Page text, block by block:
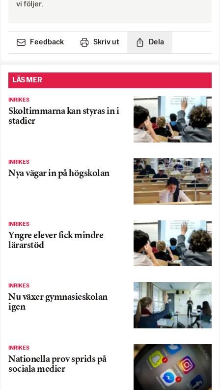
vi följer.
Feedback Skriv ut Dela
LÄS MER
INRIKES
Skoltimmarna kan styras in i
stadier
INRIKES
Nya vägar in på högskolan
INRIKES
Yngre elever fick mindre
lärarstöd
INRIKES
Nu växer gymnasieskolan
igen
INRIKES
Nationella prov sprids på
sociala medier